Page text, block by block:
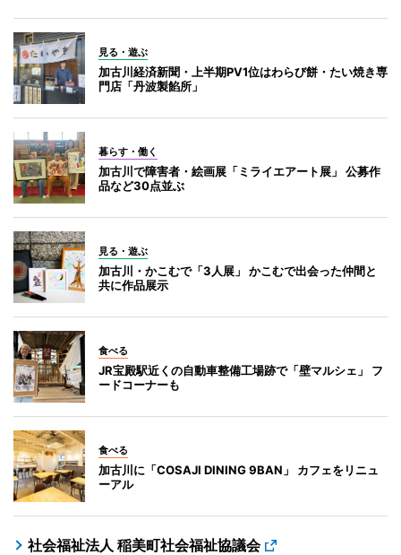
見る・遊ぶ
加古川経済新聞・上半期PV1位はわらび餅・たい焼き専
門店「丹波製餡所」
暮らす・働く
加古川で障害者・絵画展「ミライエアート展」 公募作
品など30点並ぶ
見る・遊ぶ
加古川・かこむで「3人展」 かこむで出会った仲間と
共に作品展示
食べる
JR宝殿駅近くの自動車整備工場跡で「壁マルシェ」 フ
ードコーナーも
食べる
加古川に「COSAJI DINING 9BAN」 カフェをリニュ
ーアル
社会福祉法人 稲美町社会福祉協議会